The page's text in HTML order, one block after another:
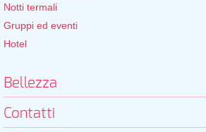
Notti termali
Gruppi ed eventi
Hotel
Bellezza
Contatti